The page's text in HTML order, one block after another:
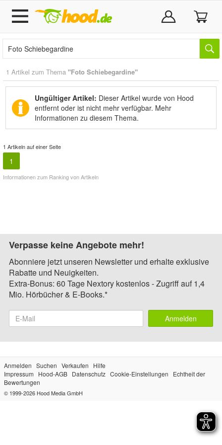
1 Artikel zum Thema "Foto Schiebegardine"
Ungültiger Artikel: Dieser Artikel wurde von Hood
entfernt oder ist nicht mehr verfügbar. Mehr
Informationen zu diesem Thema.
1 Artikeln auf einer Seite
1
Informationen zum Ranking von Artikeln
Verpasse keine Angebote mehr!
Abonniere jetzt unseren Newsletter und erhalte exklusive
Rabatte und Neuigkeiten.
Extra-Bonus: 60 Tage Nextory kostenlos - Zugriff auf 1,4
Mio. Hörbücher & E-Books.*
Anmelden
Anmelden Suchen Verkaufen
Hilfe
Impressum
Hood-AGB Datenschutz Cookie-Einstellungen
Echtheit der
Bewertungen
© 1999-2026 Hood Media GmbH